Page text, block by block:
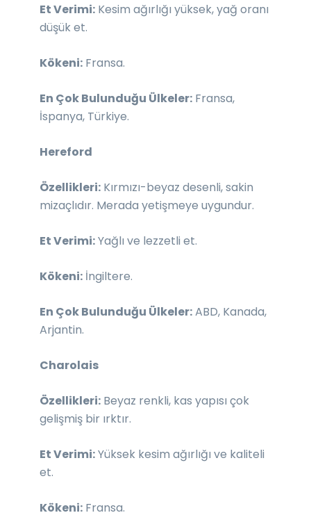
Et Verimi: Kesim ağırlığı yüksek, yağ oranı
düşük et.
Kökeni: Fransa.
En Çok Bulunduğu Ülkeler: Fransa,
İspanya, Türkiye.
Hereford
Özellikleri: Kırmızı-beyaz desenli, sakin
mizaçlıdır. Merada yetişmeye uygundur.
Et Verimi:Yağlı ve lezzetli et.
Kökeni: İngiltere.
En Çok Bulunduğu Ülkeler:ABD, Kanada,
Arjantin.
Charolais
Özellikleri: Beyaz renkli, kas yapısı çok
gelişmiş bir ırktır.
Et Verimi:Yüksek kesim ağırlığı ve kaliteli
et.
Kökeni: Fransa.